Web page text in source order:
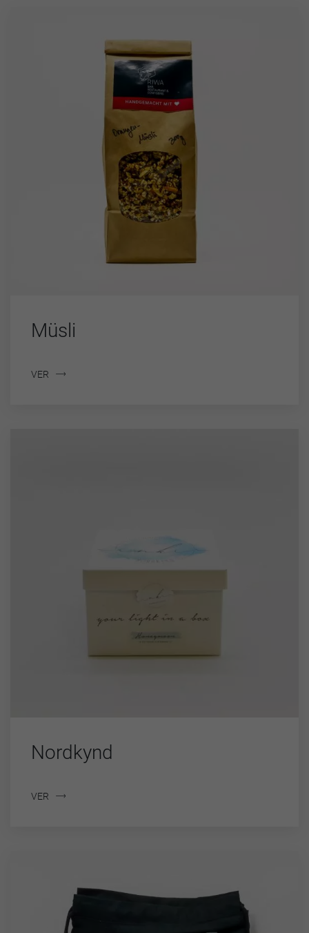
Müsli
VER
Nordkynd
VER